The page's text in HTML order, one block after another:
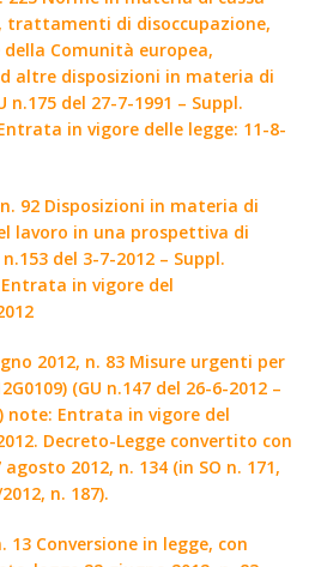
di disoccupazione,
Comunità europea,
altre disposizioni in materia di
del 27-7-1991 – Suppl.
in vigore delle legge: 11-8-
n. 92 Disposizioni in materia di
lavoro in una prospettiva di
del 3-7-2012 – Suppl.
in vigore del
2012, n. 83 Misure urgenti per
(GU n.147 del 26-6-2012 –
note: Entrata in vigore del
Decreto-Legge convertito con
2012, n. 134 (in SO n. 171,
n. 187).
13 Conversione in legge, con